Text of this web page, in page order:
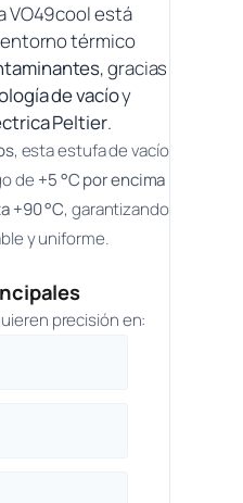
VO49coolestá
térmico
, gracias
de vacíoy
Peltier.
, esta estufa de vacío
de +5 °C por encima
+90 °C, garantizando
y uniforme.
precisión en: